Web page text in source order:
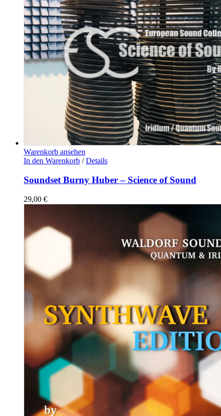
Warenkorb ansehen
In den Warenkorb / Details
Soundset Burny Huber – Science of Sound
29,00 €